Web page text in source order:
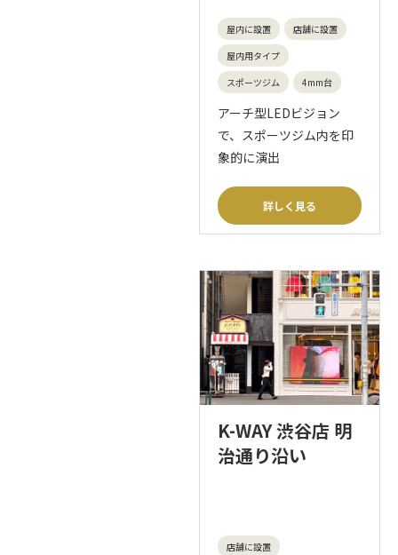
屋内に設置
店舗に設置
屋内用タイプ
スポーツジム
4mm台
アーチ型LEDビジョン
で、スポーツジム内を印
象的に演出
詳しく見る
K-WAY 渋谷店 明
治通り沿い
店舗に設置